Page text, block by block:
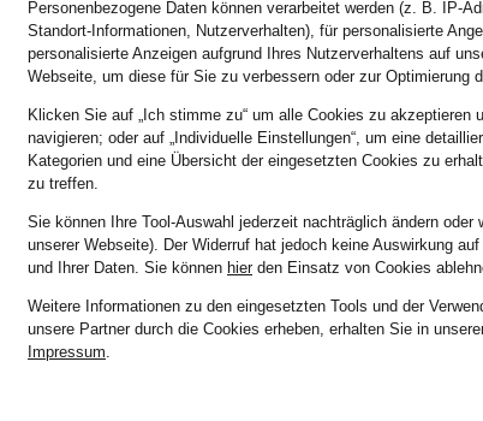
Personenbezogene Daten können verarbeitet werden (z. B. IP-
Standort-Informationen, Nutzerverhalten), für personalisierte
personalisierte Anzeigen aufgrund Ihres Nutzerverhaltens auf
Webseite, um diese für Sie zu verbessern oder zur Optimierung
Klicken Sie auf „Ich stimme zu“ um alle Cookies zu akzeptieren
navigieren; oder auf „Individuelle Einstellungen“, um eine
Kategorien und eine Übersicht der eingesetzten Cookies zu
zu treffen.
Sie können Ihre Tool-Auswahl jederzeit nachträglich ändern
unserer Webseite). Der Widerruf hat jedoch keine Auswirkung
und Ihrer Daten. Sie können hierden Einsatz von Cookies
Weitere Informationen zu den eingesetzten Tools und der
unsere Partner durch die Cookies erheben, erhalten Sie in
Impressum.